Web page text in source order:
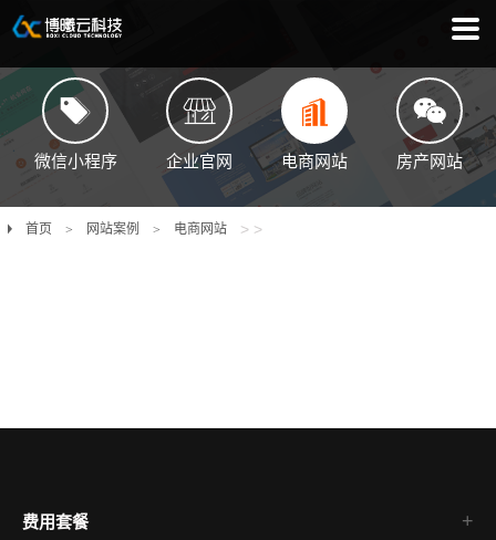
微信小程序 企业官网 电商网站 房产网站
首页 >
网站案例 >
电商网站
费用套餐